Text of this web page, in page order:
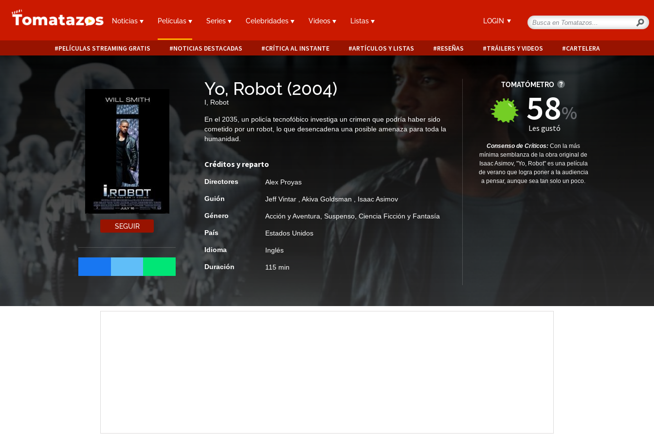
Noticias Películas Series Celebridades Videos Listas LOGIN
PELÍCULAS STREAMING GRATIS NOTICIAS DESTACADAS CRÍTICA AL INSTANTE ARTÍCULOS Y LISTAS RESEÑAS TRÁILERS Y VIDEOS CARTELERA
SEGUIR
Yo, Robot (2004)
I, Robot
En el 2035, un policía tecnofóbico investiga un crimen que podría haber sido
cometido por un robot, lo que desencadena una posible amenaza para toda la
humanidad.
Créditos y reparto
Directores Alex Proyas
Guión Jeff Vintar Akiva Goldsman Isaac Asimov
Género Acción y Aventura Suspenso Ciencia Ficción y Fantasía
País Estados Unidos
Idioma Inglés
Duración 115 min
TOMATÓMETRO
58
Les gustó
Consenso de Críticos: Con la más
mínima semblanza de la obra original de
Isaac Asimov, "Yo, Robot" es una película
de verano que logra poner a la audiencia
a pensar, aunque sea tan solo un poco.